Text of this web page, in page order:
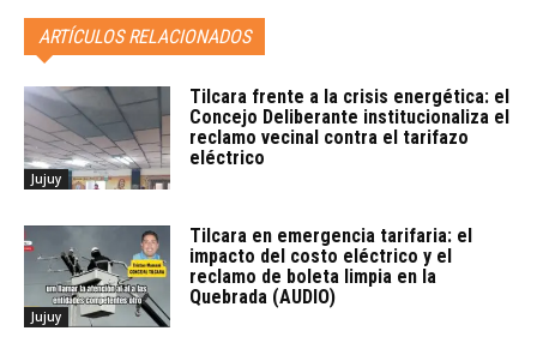
ARTÍCULOS RELACIONADOS
Jujuy
Tilcara frente a la crisis energética: el
Concejo Deliberante institucionaliza el
reclamo vecinal contra el tarifazo
eléctrico
Jujuy
Tilcara en emergencia tarifaria: el
impacto del costo eléctrico y el
reclamo de boleta limpia en la
Quebrada (AUDIO)